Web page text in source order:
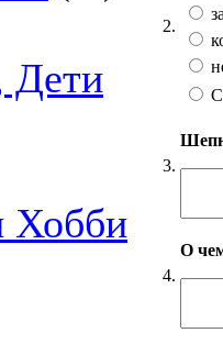
Дети
Хобби
2.
3.
4.
О